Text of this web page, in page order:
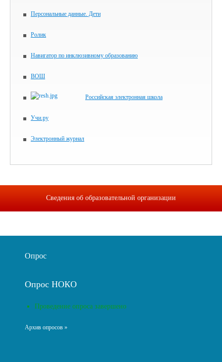
Персональные данные. Дети
Ролик
Навигатор по инклюзивному образованию
ВОШ
Российская электронная школа
Учи.ру
Электронный журнал
Сведения об образовательной организации
Опрос
Опрос НОКО
Проведение опроса завершено
Архив опросов »